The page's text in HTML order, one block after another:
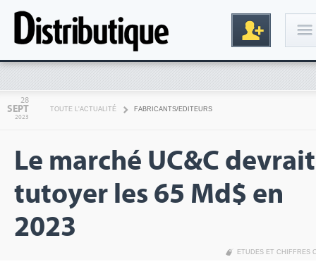
28
SEPT
2023
TOUTE L'ACTUALITÉ FABRICANTS/EDITEURS
Le marché UC&C devrait
tutoyer les 65 Md$ en
2023
ETUDES ET CHIFFRES